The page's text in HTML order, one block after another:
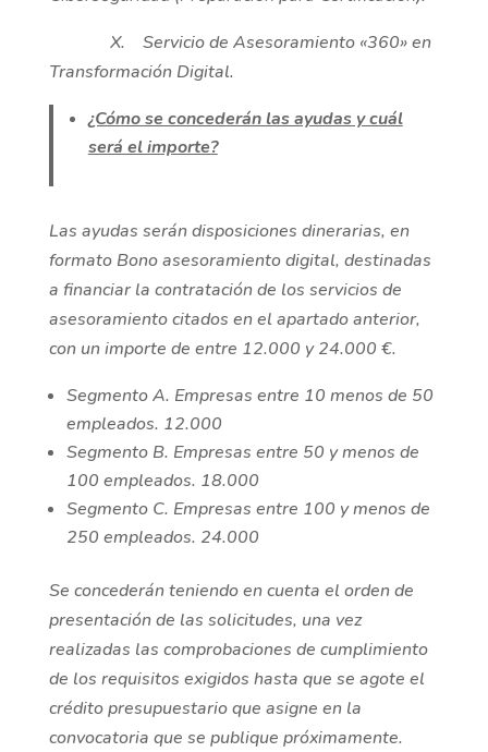
X. Servicio de Asesoramiento «360» en
Transformación Digital.
¿Cómo se concederán las ayudas y cuál
será el importe?
Las ayudas serán disposiciones dinerarias, en
formato Bono asesoramiento digital, destinadas
a financiar la contratación de los servicios de
asesoramiento citados en el apartado anterior,
con un importe de entre 12.000 y 24.000 €.
Segmento A. Empresas entre 10 menos de 50
empleados. 12.000
Segmento B. Empresas entre 50 y menos de
100 empleados. 18.000
Segmento C. Empresas entre 100 y menos de
250 empleados. 24.000
Se concederán teniendo en cuenta el orden de
presentación de las solicitudes, una vez
realizadas las comprobaciones de cumplimiento
de los requisitos exigidos hasta que se agote el
crédito presupuestario que asigne en la
convocatoria que se publique próximamente.